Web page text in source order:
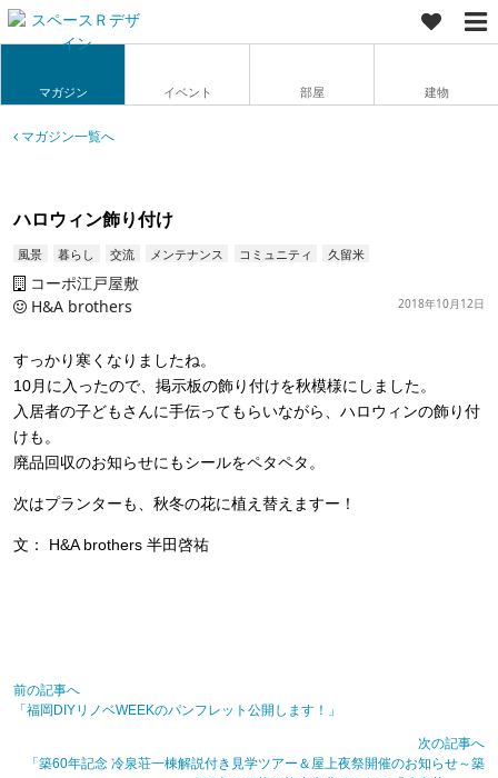
マガジン イベント 部屋 建物
マガジン一覧へ
ハロウィン飾り付け
風景 暮らし 交流 メンテナンス コミュニティ 久留米
コーポ江戸屋敷
H&A brothers
2018年10月12日
すっかり寒くなりましたね。
10月に入ったので、掲示板の飾り付けを秋模様にしました。
入居者の子どもさんに手伝ってもらいながら、ハロウィンの飾り付
けも。
廃品回収のお知らせにもシールをペタペタ。
次はプランターも、秋冬の花に植え替えますー！
文： H&A brothers 半田啓祐
前の記事へ
「福岡DIYリノベWEEKのパンフレット公開します！」
次の記事へ
「築60年記念 冷泉荘一棟解説付き見学ツアー＆屋上夜祭開催のお知らせ～築